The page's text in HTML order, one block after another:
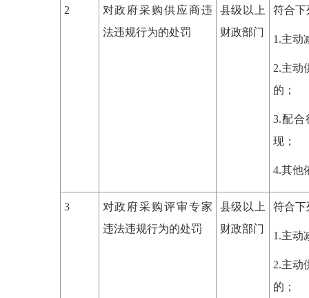
2
对政府采购供应商违
法违规行为的处罚
县级以上
财政部门
符合下
1.主动
2.主动
的；
3.配合
现；
4.其他
3
对政府采购评审专家
违法违规行为的处罚
县级以上
财政部门
符合下
1.主动
2.主动
的；